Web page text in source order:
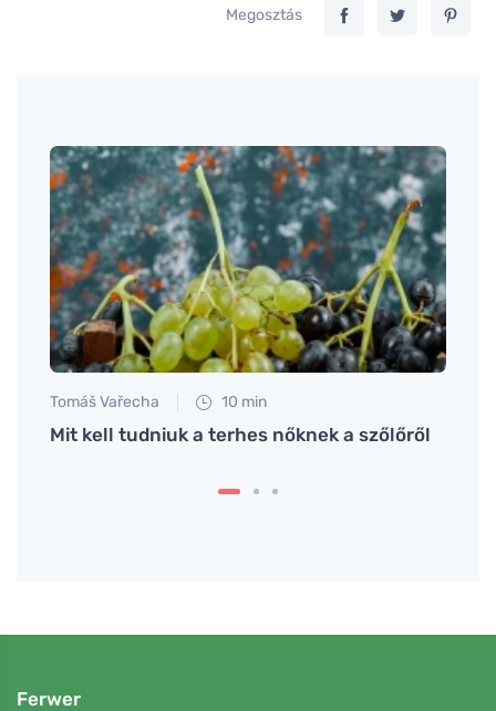
Megosztás
Tomáš Vařecha 10 min
Mit kell tudniuk a terhes nőknek a szőlőről
Ferwer